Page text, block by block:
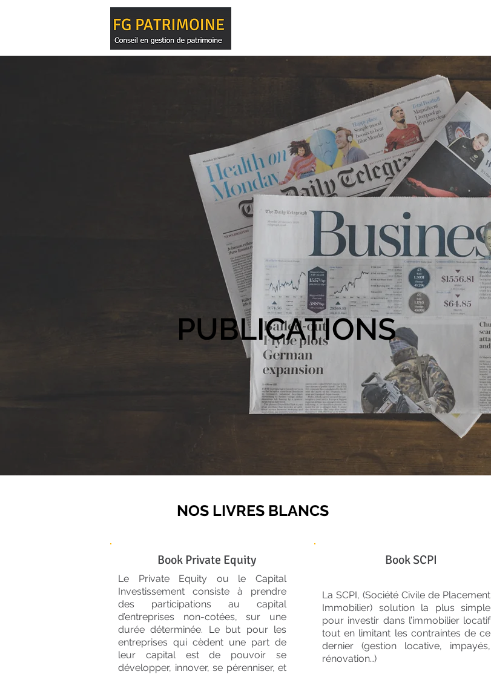
PUBLICATIONS
NOS LIVRES BLANCS
Book Private Equity
Le Private Equity ou le Capital
Investissement consiste à prendre
des participations au capital
d’entreprises non-cotées, sur une
durée déterminée. Le but pour les
entreprises qui cèdent une part de
leur capital est de pouvoir se
développer, innover, se pérenniser, et
Book SCPI
La SCPI, (Société Civile de Placement
Immobilier) solution la plus simple
pour investir dans l’immobilier locatif
tout en limitant les contraintes de ce
dernier (gestion locative, impayés,
rénovation…)